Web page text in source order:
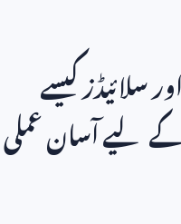
سلائیڈز کیسے
کے لیے آسان عملی